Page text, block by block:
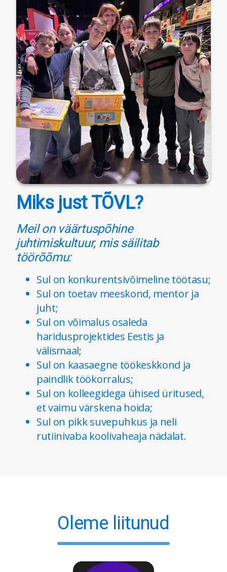
Miks just TÕVL?
Meil on väärtuspõhine
juhtimiskultuur, mis säilitab
töörõõmu:
Sul on konkurentsivõimeline töötasu;
Sul on toetav meeskond, mentor ja
juht;
Sul on võimalus osaleda
haridusprojektides Eestis ja
välismaal;
Sul on kaasaegne töökeskkond ja
paindlik töökorralus;
Sul on kolleegidega ühised üritused,
et vaimu värskena hoida;
Sul on pikk suvepuhkus ja neli
rutiinivaba koolivaheaja nädalat.
Oleme liitunud